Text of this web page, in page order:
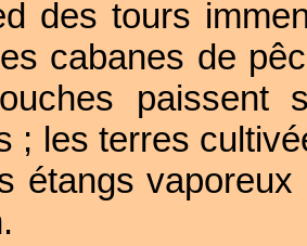
des tours
cabanes de
paissent
; les terres
étangs